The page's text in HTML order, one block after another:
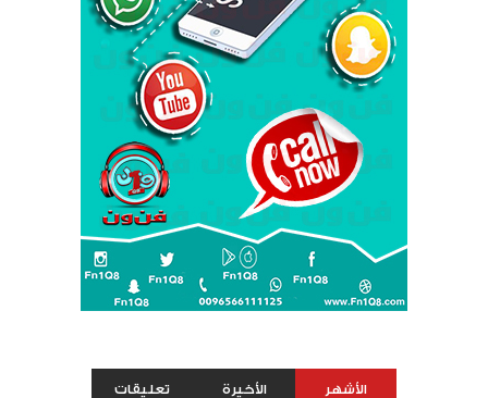
الأشهر الأخيرة تعليقات